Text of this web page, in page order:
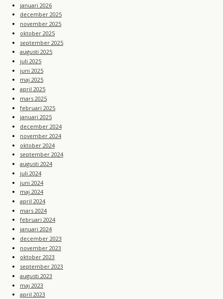
januari 2026
december 2025
november 2025
oktober 2025
september 2025
augusti 2025
juli 2025
juni 2025
maj 2025
april 2025
mars 2025
februari 2025
januari 2025
december 2024
november 2024
oktober 2024
september 2024
augusti 2024
juli 2024
juni 2024
maj 2024
april 2024
mars 2024
februari 2024
januari 2024
december 2023
november 2023
oktober 2023
september 2023
augusti 2023
maj 2023
april 2023